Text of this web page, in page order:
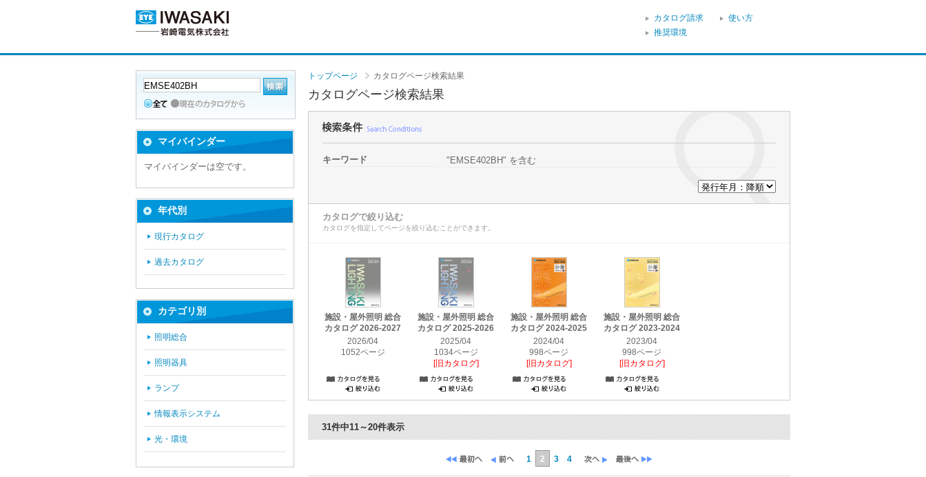
カタログ請求
使い方
推奨環境
トップページ カタログページ検索結果
カタログページ検索結果
キーワード "EMSE402BH" を含む
カタログで絞り込む
カタログを指定してページを絞り込むことができます。
施設・屋外照明 総合
カタログ 2026-2027
2026/04
1052ページ
施設・屋外照明 総合
カタログ 2025-2026
2025/04
1034ページ
[旧カタログ]
施設・屋外照明 総合
カタログ 2024-2025
2024/04
998ページ
[旧カタログ]
施設・屋外照明 総合
カタログ 2023-2024
2023/04
998ページ
[旧カタログ]
31件中11～20件表示
1 2 3 4
マイバインダー
マイバインダーは空です。
年代別
現行カタログ
過去カタログ
カテゴリ別
照明総合
照明器具
ランプ
情報表示システム
光・環境